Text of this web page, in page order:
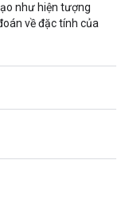
như hiện tượng
về đặc tính của